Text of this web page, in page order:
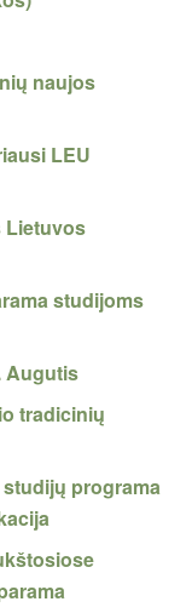
naujos
LEU
Lietuvos
studijoms
Augutis
tradicinių
programa